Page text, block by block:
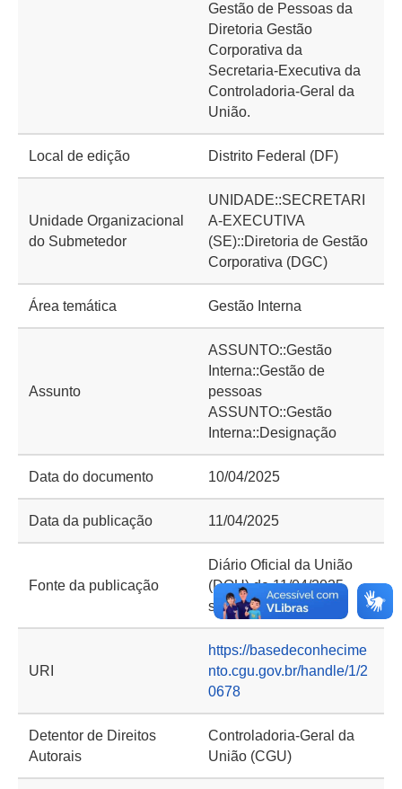
Gestão de Pessoas da
Diretoria Gestão
Corporativa da
Secretaria-Executiva da
Controladoria-Geral da
União.
Local de edição Distrito Federal (DF)
Unidade Organizacional
do Submetedor
UNIDADE::SECRETARI
A-EXECUTIVA
(SE)::Diretoria de Gestão
Corporativa (DGC)
Área temática Gestão Interna
Assunto
ASSUNTO::Gestão
Interna::Gestão de
pessoas
ASSUNTO::Gestão
Interna::Designação
Data do documento 10/04/2025
Data da publicação 11/04/2025
Fonte da publicação
Diário Oficial da União
(DOU) de 11/04/2025,
seção 2, página 63
URI
https://basedeconhecime
nto.cgu.gov.br/handle/1/2
0678
Detentor de Direitos
Autorais
Controladoria-Geral da
União (CGU)